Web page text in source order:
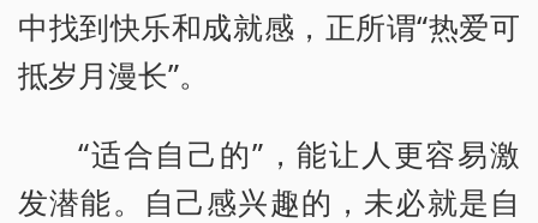
中找到快乐和成就感，正所谓“热爱可
抵岁月漫长”。
“适合自己的”，能让人更容易激
发潜能。自己感兴趣的，未必就是自